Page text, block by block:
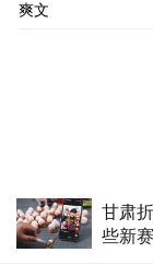
新华时评|从“向
性活力
爽文